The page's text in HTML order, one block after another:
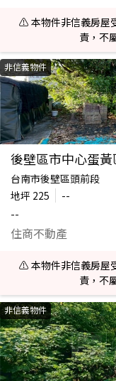
⚠️ 本物件非信義房屋
責，不
非信義物件
台南市後壁區頭前段
地坪 225
--
--
住商不動產
⚠️ 本物件非信義房屋
責，不
非信義物件